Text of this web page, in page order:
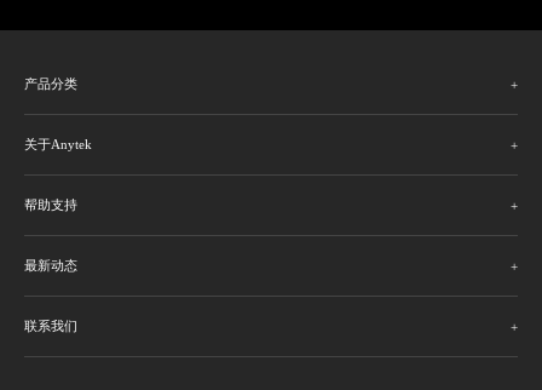
产品分类
关于Anytek
帮助支持
最新动态
联系我们